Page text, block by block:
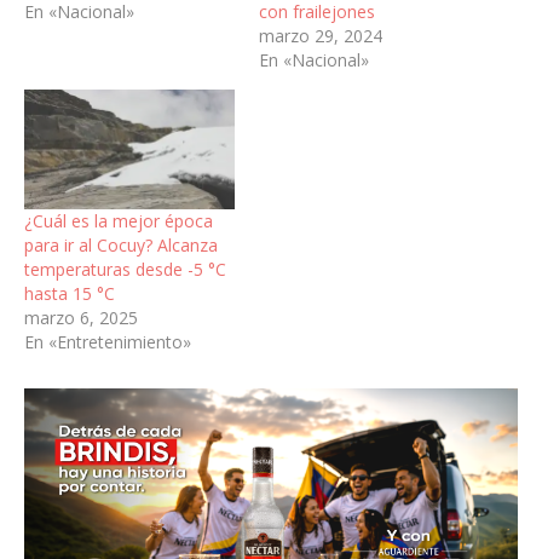
En «Nacional»
con frailejones
marzo 29, 2024
En «Nacional»
¿Cuál es la mejor época
para ir al Cocuy? Alcanza
temperaturas desde -5 °C
hasta 15 °C
marzo 6, 2025
En «Entretenimiento»